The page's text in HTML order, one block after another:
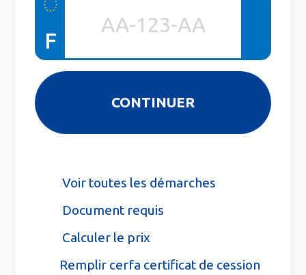
F
Voir toutes les démarches
Document requis
Calculer le prix
Remplir cerfa certificat de cession